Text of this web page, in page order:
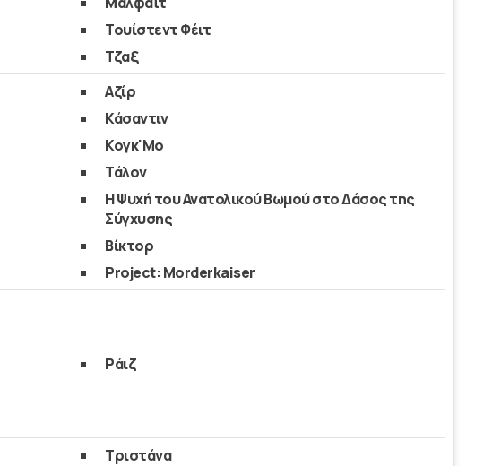
Τουίστεντ Φέιτ
Τζαξ
Αζίρ
Κάσαντιν
Κογκ'Μο
Τάλον
Η Ψυχή του Ανατολικού Βωμού στο Δάσος της
Σύγχυσης
Βίκτορ
Project: Morderkaiser
Ράιζ
Τριστάνα